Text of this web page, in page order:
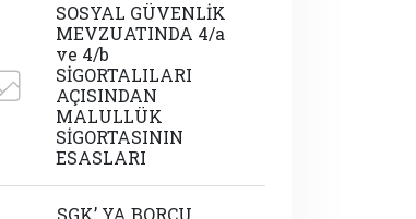
SOSYAL GÜVENLİK
MEVZUATINDA 4/a
ve 4/b
SİGORTALILARI
AÇISINDAN
MALULLÜK
SİGORTASININ
ESASLARI